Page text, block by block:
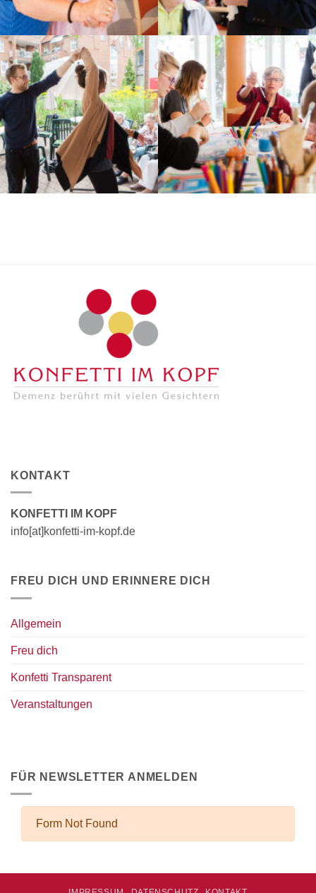
KONTAKT
KONFETTI IM KOPF
info[at]konfetti-im-kopf.de
FREU DICH UND ERINNERE DICH
Allgemein
Freu dich
Konfetti Transparent
Veranstaltungen
FÜR NEWSLETTER ANMELDEN